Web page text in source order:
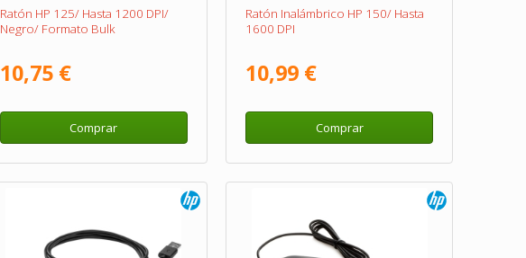
Ratón HP 125/ Hasta 1200 DPI/
Negro/ Formato Bulk
10,75 €
Comprar
Ratón Inalámbrico HP 150/ Hasta
1600 DPI
10,99 €
Comprar